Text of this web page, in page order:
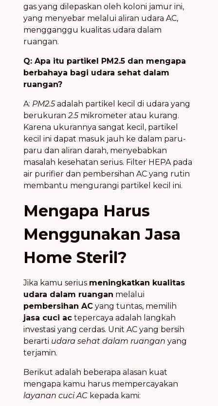
gas yang dilepaskan oleh koloni jamur ini,
yang menyebar melalui aliran udara AC,
mengganggu kualitas udara dalam
ruangan.
Q: Apa itu partikel PM2.5 dan mengapa
berbahaya bagi udara sehat dalam
ruangan?
A: PM2.5adalah partikel kecil di udara yang
berukuran 2.5mikrometer atau kurang.
Karena ukurannya sangat kecil, partikel
kecil ini dapat masuk jauh ke dalam paru-
paru dan aliran darah, menyebabkan
masalah kesehatan serius. Filter HEPA pada
air purifier dan pembersihan AC yang rutin
membantu mengurangi partikel kecil ini.
Mengapa Harus
Menggunakan Jasa
Home Steril?
Jika kamu serius meningkatkan kualitas
udara dalam ruangan melalui
pembersihan AC yang tuntas, memilih
jasa cuci ac tepercaya adalah langkah
investasi yang cerdas. Unit AC yang bersih
berarti udara sehat dalam ruangan yang
terjamin.
Berikut adalah beberapa alasan kuat
mengapa kamu harus mempercayakan
layanan cuci AC kepada kami: